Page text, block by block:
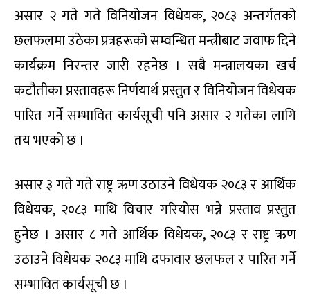
असार २ गते गते विनियोजन विधेयक, २०८३ अन्तर्गतको
छलफलमा उठेका प्रत्रहरूको सम्वन्धित मन्त्रीबाट जवाफ दिने
कार्यक्रम निरन्तर जारी रहनेछ । सबै मन्त्रालयका खर्च
कटौतीका प्रस्तावहरू निर्णयार्थ प्रस्तुत र विनियोजन विधेयक
पारित गर्ने सम्भावित कार्यसूची पनि असार २ गतेका लागि
तय भएको छ ।
असार ३ गते गते राष्ट्र ऋण उठाउने विधेयक २०८३ र आर्थिक
विधेयक, २०८३ माथि विचार गरियोस भन्ने प्रस्ताव प्रस्तुत
हुनेछ । असार ८ गते आर्थिक विधेयक, २०८३ र राष्ट्र ऋण
उठाउने विधेयक २०८३ माथि दफावार छलफल र पारित गर्ने
सम्भावित कार्यसूची छ ।